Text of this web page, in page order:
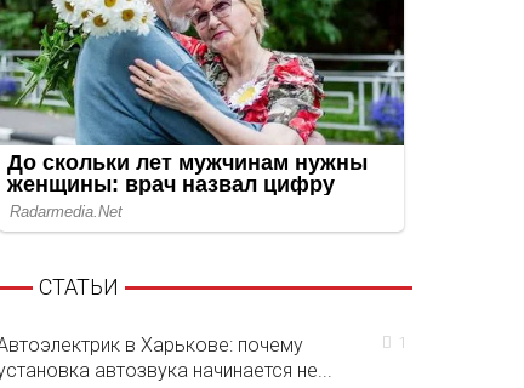
СТАТЬИ
в Харькове: почему
автозвука начинается не...
1